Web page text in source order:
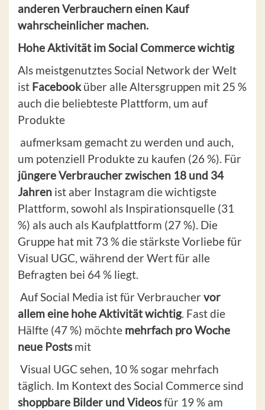
anderen Verbrauchern einen Kauf
wahrscheinlicher machen.
Hohe Aktivität im Social Commerce wichtig
Als meistgenutztes Social Network der Welt
ist Facebooküber alle Altersgruppen mit 25 %
auch die beliebteste Plattform, um auf
Produkte
aufmerksam gemacht zu werden und auch,
um potenziell Produkte zu kaufen (26 %). Für
jüngere Verbraucher zwischen 18 und 34
Jahren ist aber Instagram die wichtigste
Plattform, sowohl als Inspirationsquelle (31
%) als auch als Kaufplattform (27 %). Die
Gruppe hat mit 73 % die stärkste Vorliebe für
Visual UGC, während der Wert für alle
Befragten bei 64 % liegt.
Auf Social Media ist für Verbrauchervor
allem eine hohe Aktivität wichtig. Fast die
Hälfte (47 %) möchte mehrfach pro Woche
neue Postsmit
Visual UGC sehen, 10 % sogar mehrfach
täglich. Im Kontext des Social Commerce sind
shoppbare Bilder und Videosfür 19 % am